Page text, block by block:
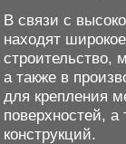
В связи с
находят
строительство,
а также в
для крепления
поверхностей,
конструкций.